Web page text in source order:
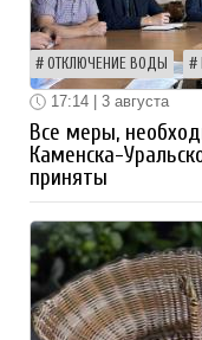
ОТКЛЮЧЕНИЕ ВОДЫ
17:14 | 3 августа
Все меры,
Каменска-
приняты